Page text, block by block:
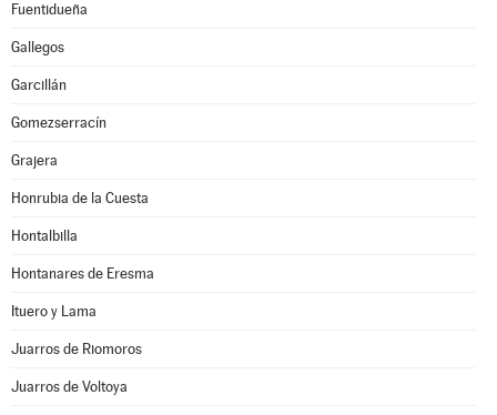
Fuentidueña
Gallegos
Garcillán
Gomezserracín
Grajera
Honrubia de la Cuesta
Hontalbilla
Hontanares de Eresma
Ituero y Lama
Juarros de Riomoros
Juarros de Voltoya